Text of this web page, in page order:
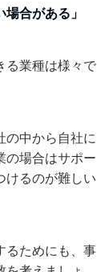
合がある」
る業種は様々で
の中から自社に
の場合はサポー
けるのが難しい
るためにも、事